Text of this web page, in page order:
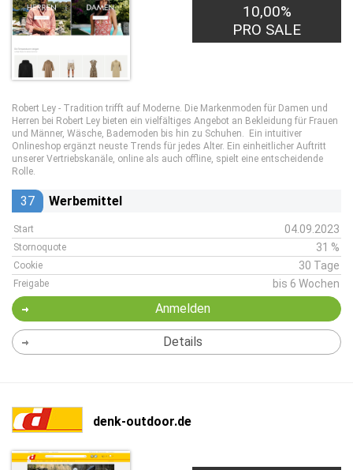
10,00%
PRO SALE
Robert Ley - Tradition trifft auf Moderne. Die Markenmoden für Damen und
Herren bei Robert Ley bieten ein vielfältiges Angebot an Bekleidung für Frauen
und Männer, Wäsche, Bademoden bis hin zu Schuhen. Ein intuitiver
Onlineshop ergänzt neuste Trends für jedes Alter. Ein einheitlicher Auftritt
unserer Vertriebskanäle, online als auch offline, spielt eine entscheidende
Rolle.
37 Werbemittel
Start 04.09.2023
Stornoquote 31 %
Cookie 30 Tage
Freigabe bis 6 Wochen
Anmelden
Details
denk-outdoor.de